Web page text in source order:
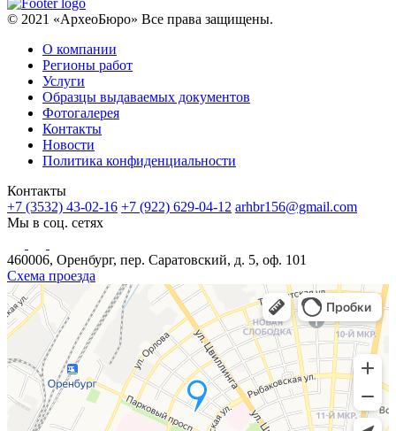
© 2021 «АрхеоБюро» Все права защищены.
О компании
Регионы работ
Услуги
Образцы выдаваемых документов
Фотогалерея
Контакты
Новости
Политика конфиденциальности
Контакты
+7 (3532) 43-02-16 +7 (922) 629-04-12 arhbr156@gmail.com
Мы в соц. сетях
460006, Оренбург, пер. Саратовский, д. 5, оф. 101
Схема проезда